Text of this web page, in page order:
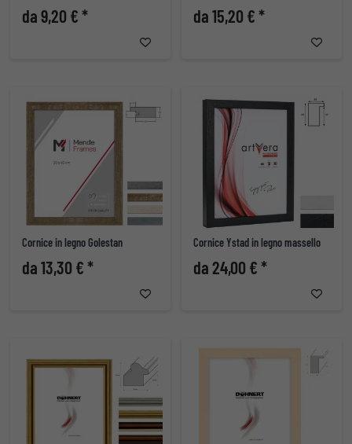
da 9,20 € * da 15,20 € *
Cornice in legno Golestan
da 13,30 € *
Cornice Ystad in legno massello
da 24,00 € *